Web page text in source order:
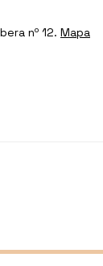
nº 12. Mapa